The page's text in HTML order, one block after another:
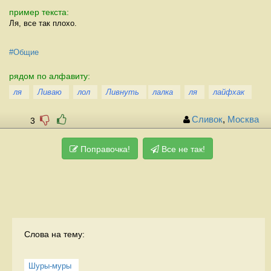
пример текста:
Ля, все так плохо.
#Общие
рядом по алфавиту:
ля Ливаю лол Ливнуть лалка ля лайфхак
3 Сливок, Москва
Поправочка! Все не так!
Слова на тему:
Шуры-муры